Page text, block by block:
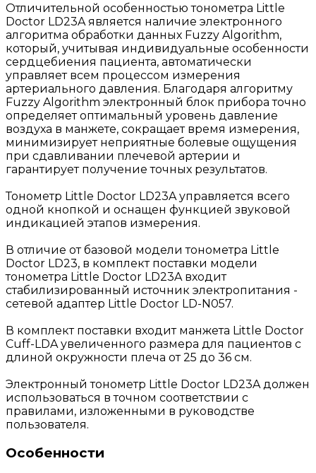
Отличительной особенностью тонометра Little
Doctor LD23A является наличие электронного
алгоритма обработки данных Fuzzy Algorithm,
который, учитывая индивидуальные особенности
сердцебиения пациента, автоматически
управляет всем процессом измерения
артериального давления. Благодаря алгоритму
Fuzzy Algorithm электронный блок прибора точно
определяет оптимальный уровень давление
воздуха в манжете, сокращает время измерения,
минимизирует неприятные болевые ощущения
при сдавливании плечевой артерии и
гарантирует получение точных результатов.
Тонометр Little Doctor LD23A управляется всего
одной кнопкой и оснащен функцией звуковой
индикацией этапов измерения.
В отличие от базовой модели тонометра Little
Doctor LD23, в комплект поставки модели
тонометра Little Doctor LD23A входит
стабилизированный источник электропитания -
сетевой адаптер Little Doctor LD-N057.
В комплект поставки входит манжета Little Doctor
Cuff-LDA увеличенного размера для пациентов с
длиной окружности плеча от 25 до 36 см.
Электронный тонометр Little Doctor LD23A должен
использоваться в точном соответствии с
правилами, изложенными в руководстве
пользователя.
Особенности